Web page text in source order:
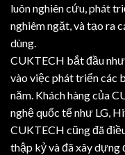
luôn nghiên cứu, phát
nghiêm ngặt, và tạo ra
dùng.
CUKTECH bắt đầu
vào việc phát triển các
năm. Khách hàng của
nghệ quốc tế như LG,
CUKTECH cũng đã
thập kỷ và đã xây